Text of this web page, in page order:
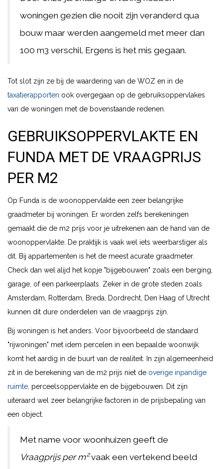
woningen gezien die nooit zijn veranderd qua
bouw maar werden aangemeld met meer dan
100 m3 verschil. Ergens is het mis gegaan.
Tot slot zijn ze bij de waardering van de WOZ en in de
taxatierapporten ook overgegaan op de gebruiksoppervlakes
van de woningen met de bovenstaande redenen.
GEBRUIKSOPPERVLAKTE EN
FUNDA MET DE VRAAGPRIJS
PER M2
Op Funda is de woonoppervlakte een zeer belangrijke
graadmeter bij woningen. Er worden zelfs berekeningen
gemaakt die de m2 prijs voor je uitrekenen aan de hand van de
woonoppervlakte. De praktijk is vaak wel iets weerbarstiger als
dit. Bij appartementen is het de meest acurate graadmeter.
Check dan wel alijd het kopje "bijgebouwen" zoals een berging,
garage, of een parkeerplaats. Zeker in de grote steden zoals
Amsterdam, Rotterdam, Breda, Dordrecht, Den Haag of Utrecht
kunnen dit dure onderdelen van de vraagprijs zijn.
Bij woningen is het anders. Voor bijvoorbeeld de standaard
"rijwoningen" met idem percelen in een bepaalde woonwijk
komt het aardig in de buurt van de realiteit. In zijn algemeenheid
zit in de berekening van de m2 prijs niet de overige inpandige
ruimte, perceelsoppervlakte en de bijgebouwen. Dit zijn
uiteraard wel zeer belangrijke factoren in de prijsbepaling van
een object.
Met name voor woonhuizen geeft de
Vraagprijs per m²vaak een vertekend beeld